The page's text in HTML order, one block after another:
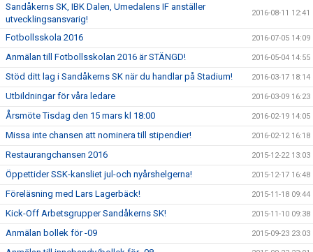
Sandåkerns SK, IBK Dalen, Umedalens IF anställer
utvecklingsansvarig!
2016-08-11 12:41
Fotbollsskola 2016 2016-07-05 14:09
Anmälan till Fotbollsskolan 2016 är STÄNGD! 2016-05-04 14:55
Stöd ditt lag i Sandåkerns SK när du handlar på Stadium! 2016-03-17 18:14
Utbildningar för våra ledare 2016-03-09 16:23
Årsmöte Tisdag den 15 mars kl 18:00 2016-02-19 14:05
Missa inte chansen att nominera till stipendier! 2016-02-12 16:18
Restaurangchansen 2016 2015-12-22 13:03
Öppettider SSK-kansliet jul-och nyårshelgerna! 2015-12-17 16:48
Föreläsning med Lars Lagerbäck! 2015-11-18 09:44
Kick-Off Arbetsgrupper Sandåkerns SK! 2015-11-10 09:38
Anmälan bollek för -09 2015-09-23 23:03